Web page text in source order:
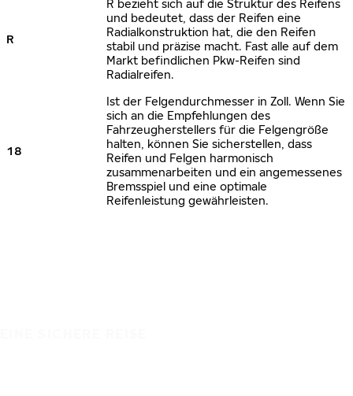
R
R bezieht sich auf die Struktur des Reifens
und bedeutet, dass der Reifen eine
Radialkonstruktion hat, die den Reifen
stabil und präzise macht. Fast alle auf dem
Markt befindlichen Pkw-Reifen sind
Radialreifen.
18
Ist der Felgendurchmesser in Zoll. Wenn Sie
sich an die Empfehlungen des
Fahrzeugherstellers für die Felgengröße
halten, können Sie sicherstellen, dass
Reifen und Felgen harmonisch
zusammenarbeiten und ein angemessenes
Bremsspiel und eine optimale
Reifenleistung gewährleisten.